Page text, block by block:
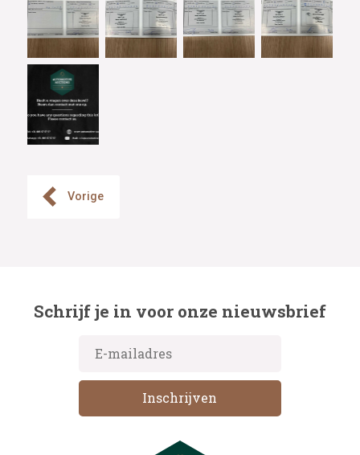
Vorige
Schrijf je in voor onze nieuwsbrief